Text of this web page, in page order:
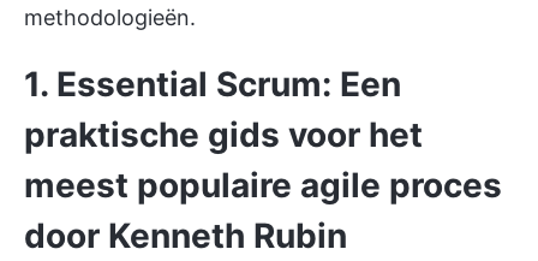
methodologieën.
1. Essential Scrum: Een
praktische gids voor het
meest populaire agile proces
door Kenneth Rubin